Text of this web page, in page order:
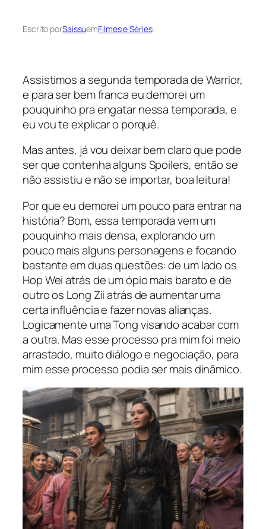
Escrito porSaissuemFilmes e Séries
Assistimos a segunda temporada de Warrior,
e para ser bem franca eu demorei um
pouquinho pra engatar nessa temporada, e
eu vou te explicar o porquê.
Mas antes, já vou deixar bem claro que pode
ser que contenha alguns Spoilers, então se
não assistiu e não se importar, boa leitura!
Por que eu demorei um pouco para entrar na
história? Bom, essa temporada vem um
pouquinho mais densa, explorando um
pouco mais alguns personagens e focando
bastante em duas questões: de um lado os
Hop Wei atrás de um ópio mais barato e de
outro os Long Zii atrás de aumentar uma
certa influência e fazer novas alianças.
Logicamente uma Tong visando acabar com
a outra. Mas esse processo pra mim foi meio
arrastado, muito diálogo e negociação, para
mim esse processo podia ser mais dinâmico.